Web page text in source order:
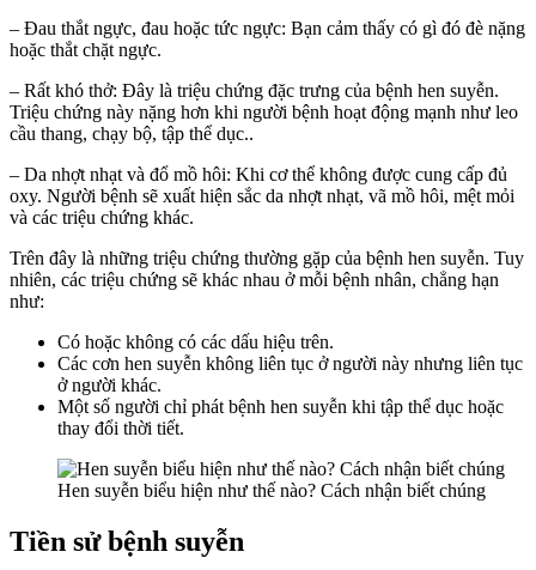
– Đau thắt ngực, đau hoặc tức ngực: Bạn cảm thấy có gì đó đè nặng
hoặc thắt chặt ngực.
– Rất khó thở: Đây là triệu chứng đặc trưng của bệnh hen suyễn.
Triệu chứng này nặng hơn khi người bệnh hoạt động mạnh như leo
cầu thang, chạy bộ, tập thể dục..
– Da nhợt nhạt và đổ mồ hôi: Khi cơ thể không được cung cấp đủ
oxy. Người bệnh sẽ xuất hiện sắc da nhợt nhạt, vã mồ hôi, mệt mỏi
và các triệu chứng khác.
Trên đây là những triệu chứng thường gặp của bệnh hen suyễn. Tuy
nhiên, các triệu chứng sẽ khác nhau ở mỗi bệnh nhân, chẳng hạn
như:
Có hoặc không có các dấu hiệu trên.
Các cơn hen suyễn không liên tục ở người này nhưng liên tục
ở người khác.
Một số người chỉ phát bệnh hen suyễn khi tập thể dục hoặc
thay đổi thời tiết.
Hen suyễn biểu hiện như thế nào? Cách nhận biết chúng
Tiền sử bệnh suyễn